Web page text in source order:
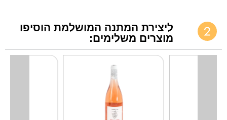
ליצירת המתנה המושלמת הוסיפו
מוצרים משלימים: